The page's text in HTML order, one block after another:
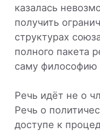
казалась
получить
структурах
полного пакета
саму философию
Речь идёт не о
Речь о
доступе к